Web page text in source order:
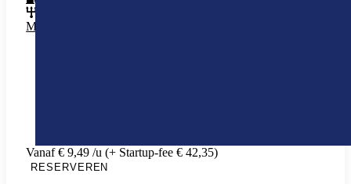
Meer info
Vanaf € 9,49 /u (+ Startup-fee € 42,35)
RESERVEREN